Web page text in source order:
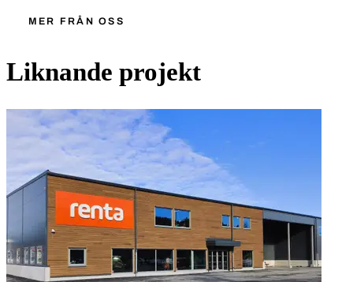
MER FRÅN OSS
Liknande projekt